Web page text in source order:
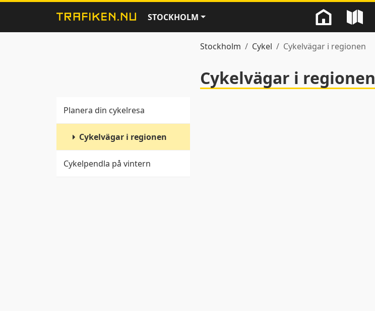
STOCKHOLM
Stockholm Cykel Cykelvägar i regionen
Cykelvägar i regionen
Planera din cykelresa
Cykelvägar i regionen
Cykelpendla på vintern